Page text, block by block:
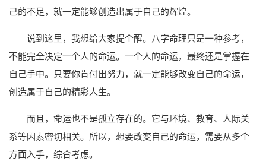
己的不足，就一定能够创造出属于自己的辉煌。
说到这里，我想给大家提个醒。八字命理只是一种参考，
不能完全决定一个人的命运。一个人的命运，最终还是掌握在
自己手中。只要你肯付出努力，就一定能够改变自己的命运，
创造属于自己的精彩人生。
而且，命运也不是孤立存在的。它与环境、教育、人际关
系等因素密切相关。所以，想要改变自己的命运，需要从多个
方面入手，综合考虑。